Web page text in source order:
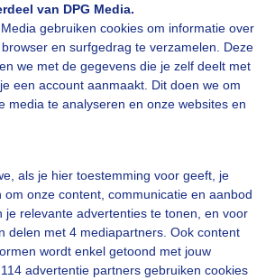
van DPG Media.
gebruiken cookies om informatie over
en surfgedrag te verzamelen. Deze
we met de gegevens die je zelf deelt met
een account aanmaakt. Dit doen we om
media te analyseren en onze websites en
als je hier toestemming voor geeft, je
om onze content, communicatie en aanbod
je relevante advertenties te tonen, en voor
delen met 4 mediapartners. Ook content
wordt enkel getoond met jouw
advertentie partners gebruiken cookies
Dieren
Een moment geduld aub...